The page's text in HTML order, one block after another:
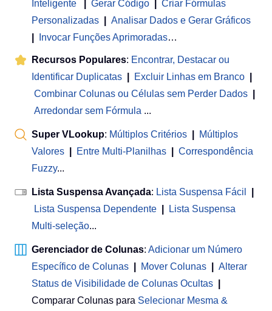
Inteligente
Gerar Código
Criar Fórmulas
Personalizadas
Analisar Dados e Gerar Gráficos
Invocar Funções Aprimoradas…
Recursos Populares: Encontrar, Destacar ou
Identificar Duplicatas
Excluir Linhas em Branco
Combinar Colunas ou Células sem Perder Dados
Arredondar sem Fórmula ...
Super VLookup: Múltiplos Critérios
Múltiplos
Valores
Entre Multi-Planilhas
Correspondência
Fuzzy...
Lista Suspensa Avançada: Lista Suspensa Fácil
Lista Suspensa Dependente
Lista Suspensa
Multi-seleção...
Gerenciador de Colunas: Adicionar um Número
Específico de Colunas
Mover Colunas
Alterar
Status de Visibilidade de Colunas Ocultas
Comparar Colunas para Selecionar Mesma &